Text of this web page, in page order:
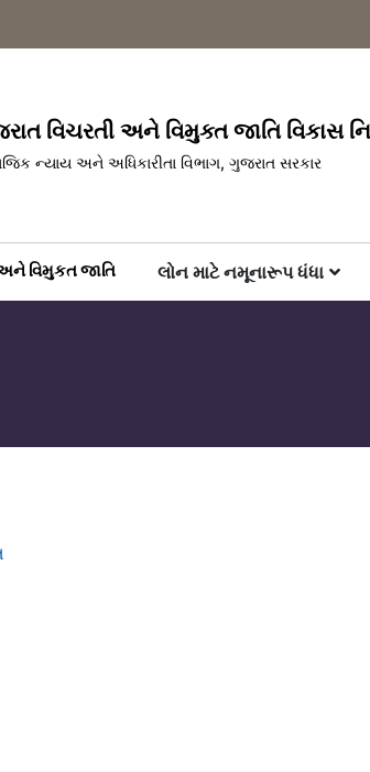
વિચરતી અને વિમુક્ત જાતિ વિકાસ
ન્યાય અને અધિકારીતા વિભાગ, ગુજરાત સરકાર
વિમુકત જાતિ લોન માટે નમૂનારૂપ ધંધા